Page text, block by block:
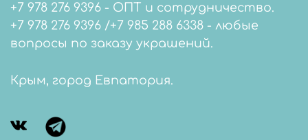
+7 978 276 9396 - ОПТ и сотрудничество.
+7 978 276 9396 /+7 985 288 6338 - любые
вопросы по заказу украшений.
Крым, город Евпатория.